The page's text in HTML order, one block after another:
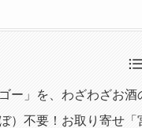
ー」を、わざわざお酒
）不要！お取り寄せ「